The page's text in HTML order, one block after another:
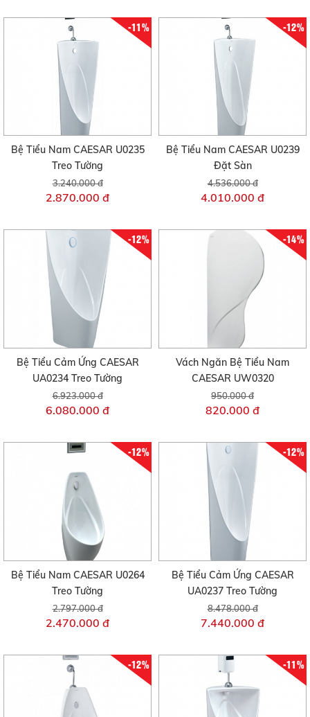
-11%
Bệ Tiểu Nam CAESAR U0235
Treo Tường
3.240.000 đ
2.870.000 đ
-12%
Bệ Tiểu Nam CAESAR U0239
Đặt Sàn
4.536.000 đ
4.010.000 đ
-12%
Bệ Tiểu Cảm Ứng CAESAR
UA0234 Treo Tường
6.923.000 đ
6.080.000 đ
-14%
Vách Ngăn Bệ Tiểu Nam
CAESAR UW0320
950.000 đ
820.000 đ
-12%
Bệ Tiểu Nam CAESAR U0264
Treo Tường
2.797.000 đ
2.470.000 đ
-12%
Bệ Tiểu Cảm Ứng CAESAR
UA0237 Treo Tường
8.478.000 đ
7.440.000 đ
-12% -11%